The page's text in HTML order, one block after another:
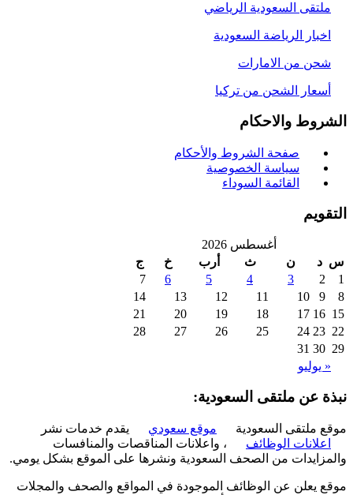
السعودية الرياضي
الرياضة السعودية
من الامارات
الشحن من تركيا
والاحكام
صفحة الشروط والأحكام
سياسة الخصوصية
القائمة السوداء
أغسطس 2026
د
ن
ج
7
10
16
17
23
24
30
31
يوليو
عن ملتقى السعودية:
ملتقى السعودية موقع سعودي
يقدم خدمات نشر
الوظائف
، واعلانات المناقصات والمنافسات
من الصحف السعودية ونشرها على الموقع بشكل يومي.
يعلن عن الوظائف الموجودة في المواقع والصحف والمجلات